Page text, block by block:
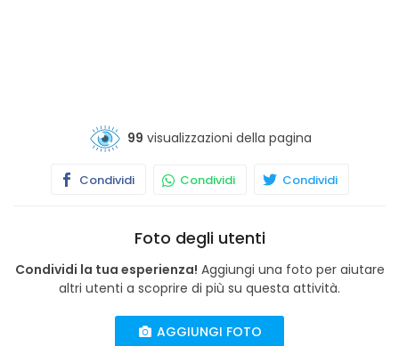
99 visualizzazioni della pagina
Condividi Condividi Condividi
Foto degli utenti
Condividi la tua esperienza! Aggiungi una foto per aiutare
altri utenti a scoprire di più su questa attività.
AGGIUNGI FOTO